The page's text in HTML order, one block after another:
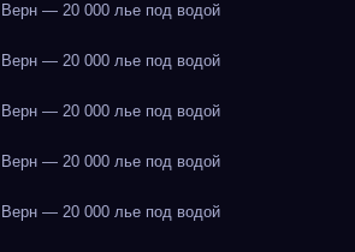
— 20 000 лье под водой
— 20 000 лье под водой
— 20 000 лье под водой
— 20 000 лье под водой
— 20 000 лье под водой